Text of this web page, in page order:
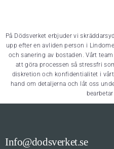
På Dödsverket erbjuder vi
upp efter en avliden person i
och sanering av bostaden. Vårt
att göra processen så stressfri
diskretion och konfidentialitet i
hand om detaljerna och låt oss
Info@dodsverket.se